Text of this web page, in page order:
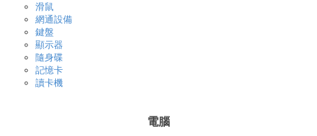
滑鼠
網通設備
鍵盤
顯示器
隨身碟
記憶卡
讀卡機
電腦